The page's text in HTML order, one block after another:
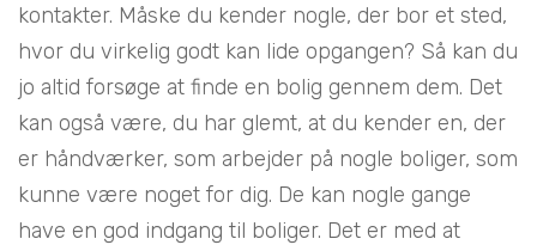
kontakter. Måske du kender nogle, der bor et sted,
hvor du virkelig godt kan lide opgangen? Så kan du
jo altid forsøge at finde en bolig gennem dem. Det
kan også være, du har glemt, at du kender en, der
er håndværker, som arbejder på nogle boliger, som
kunne være noget for dig. De kan nogle gange
have en god indgang til boliger. Det er med at